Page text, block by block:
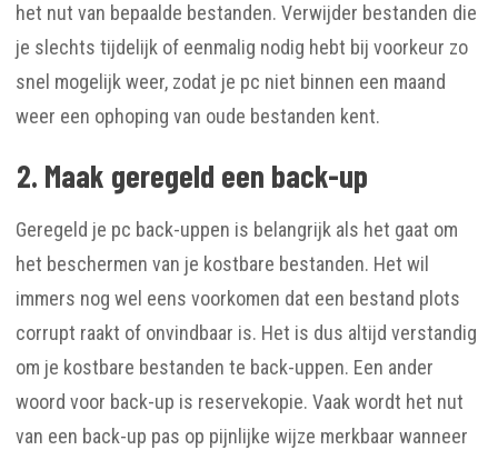
het nut van bepaalde bestanden. Verwijder bestanden die
je slechts tijdelijk of eenmalig nodig hebt bij voorkeur zo
snel mogelijk weer, zodat je pc niet binnen een maand
weer een ophoping van oude bestanden kent.
2. Maak geregeld een back-up
Geregeld je pc back-uppen is belangrijk als het gaat om
het beschermen van je kostbare bestanden. Het wil
immers nog wel eens voorkomen dat een bestand plots
corrupt raakt of onvindbaar is. Het is dus altijd verstandig
om je kostbare bestanden te back-uppen. Een ander
woord voor back-up is reservekopie. Vaak wordt het nut
van een back-up pas op pijnlijke wijze merkbaar wanneer